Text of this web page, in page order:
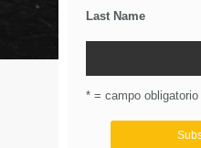
Last Name
* = campo obligatorio
© Circulo Marketing 2016.
reservados.